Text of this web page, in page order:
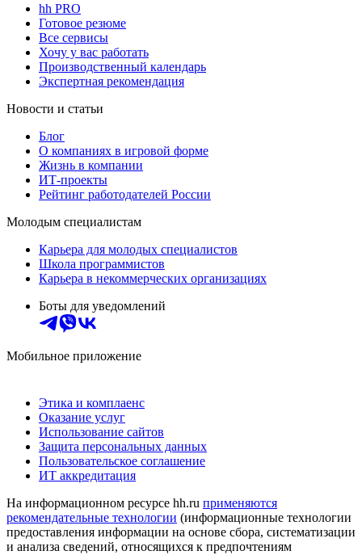
hh PRO
Готовое резюме
Все сервисы
Хочу у вас работать
Производственный календарь
Экспертная рекомендация
Новости и статьи
Блог
О компаниях в игровой форме
Жизнь в компании
ИТ-проекты
Рейтинг работодателей России
Молодым специалистам
Карьера для молодых специалистов
Школа программистов
Карьера в некоммерческих организациях
Боты для уведомлений
Мобильное приложение
Этика и комплаенс
Оказание услуг
Использование сайтов
Защита персональных данных
Пользовательское соглашение
ИТ аккредитация
На информационном ресурсе hh.ru применяются
рекомендательные технологии (информационные технологии
предоставления информации на основе сбора, систематизации
и анализа сведений, относящихся к предпочтениям